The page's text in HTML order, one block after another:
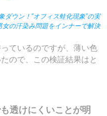
ダウン！”オフィス蛙化現象”の実
の汗染み問題をインナーで解決
ているのですが、薄い色
ので、この検証結果はと
透けにくいことが明